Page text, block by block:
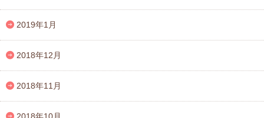
2019年1月
2018年12月
2018年11月